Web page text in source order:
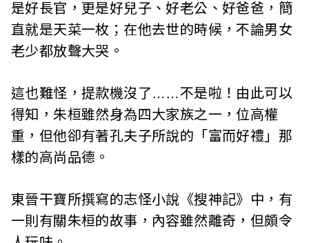
是好長官，更是好兒子、好老公、好爸爸，簡
直就是天菜一枚；在他去世的時候，不論男女
老少都放聲大哭。
這也難怪，提款機沒了……不是啦！由此可以
得知，朱桓雖然身為四大家族之一，位高權
重，但他卻有著孔夫子所說的「富而好禮」那
樣的高尚品德。
東晉干寶所撰寫的志怪小說《搜神記》中，有
一則有關朱桓的故事，內容雖然離奇，但頗令